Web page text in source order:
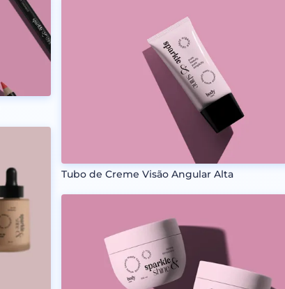
Tubo de Creme Visão Angular Alta